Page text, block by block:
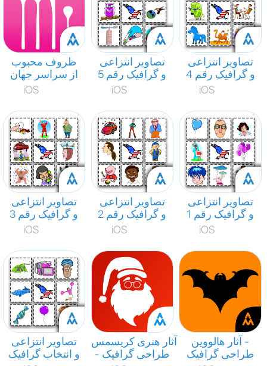
ظروف محبوب
از سراسر جهان
iOS
تصاویر انتزاعی
و گرافیک رقم 5
iOS
تصاویر انتزاعی
و گرافیک رقم 4
iOS
تصاویر انتزاعی
و گرافیک رقم 3
iOS
تصاویر انتزاعی
و گرافیک رقم 2
iOS
تصاویر انتزاعی
و گرافیک رقم 1
iOS
تصاویر انتزاعی
و انتخاب گرافیک
آثار هنری کریسمس
- طراحی گرافیک
آثار هالووین -
طراحی گرافیک